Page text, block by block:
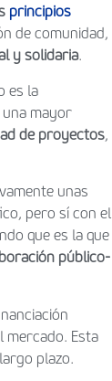
principios
de comunidad,
y solidaria.
es la
mayor
de proyectos,
unas
pero sí con el
que es la que
público-
mercado. Esta
plazo.